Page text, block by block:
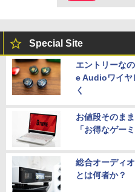
Special Site
エントリーな
e Audioワイヤ
く
お値段そのま
「お得なゲー
総合オーディ
とは何者か？